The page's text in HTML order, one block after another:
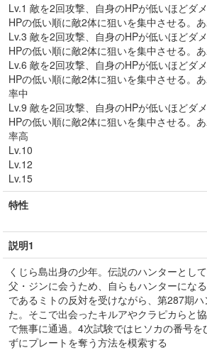
Lv.1 敵を2回攻撃、自身のHPが低いほどダ
HPの低い順に敵2体に狙いを集中させる。
Lv.3 敵を2回攻撃、自身のHPが低いほどダ
HPの低い順に敵2体に狙いを集中させる。
Lv.6 敵を2回攻撃、自身のHPが低いほどダ
HPの低い順に敵2体に狙いを集中させる。
率中
Lv.9 敵を2回攻撃、自身のHPが低いほどダ
HPの低い順に敵2体に狙いを集中させる。
率高
Lv.10
Lv.12
Lv.15
特性
説明1
くじら島出身の少年。伝説のハンターとし
父・ジンに会うため、自らもハンターにな
であるミトの反対を受けながら、第287期
た。そこで出会ったキルアやクラピカらと
で無事に通過。4次試験ではヒソカの番号
ずにプレートを奪う方法を模索する